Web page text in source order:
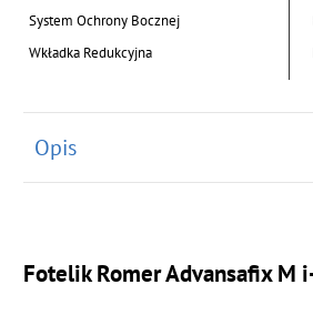
System Ochrony Bocznej
Wkładka Redukcyjna
Opis
Fotelik Romer Advansafix M